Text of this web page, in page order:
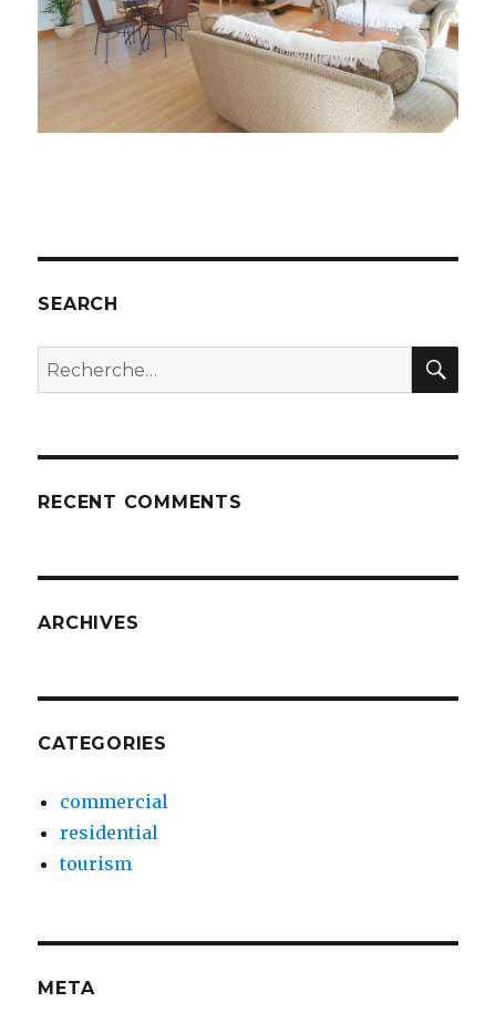
SEARCH
Recherche
pour
RECENT COMMENTS
ARCHIVES
CATEGORIES
commercial
residential
tourism
META